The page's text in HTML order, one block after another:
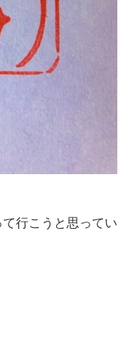
行こうと思ってい